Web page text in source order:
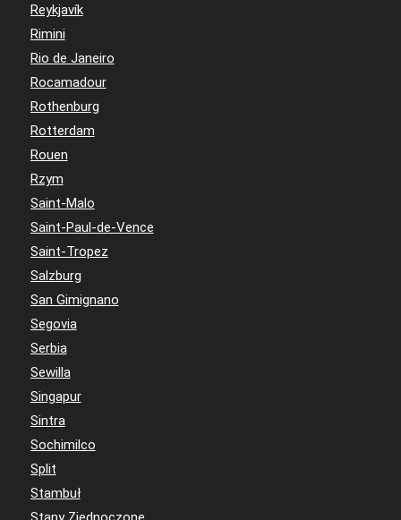
Reykjavík
Rimini
Rio de Janeiro
Rocamadour
Rothenburg
Rotterdam
Rouen
Rzym
Saint-Malo
Saint-Paul-de-Vence
Saint-Tropez
Salzburg
San Gimignano
Segovia
Serbia
Sewilla
Singapur
Sintra
Sochimilco
Split
Stambuł